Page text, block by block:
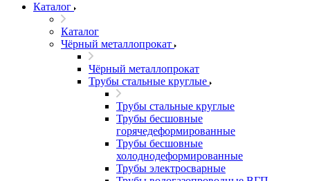
Каталог
Каталог
Чёрный металлопрокат
Чёрный металлопрокат
Трубы стальные круглые
Трубы стальные круглые
Трубы бесшовные
горячедеформированные
Трубы бесшовные
холоднодеформированные
Трубы электросварные